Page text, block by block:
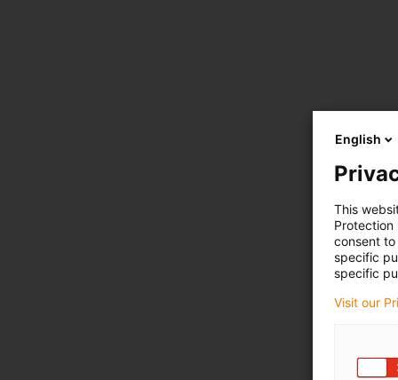
English
This
Protection
consent
specific
specific
Visit our